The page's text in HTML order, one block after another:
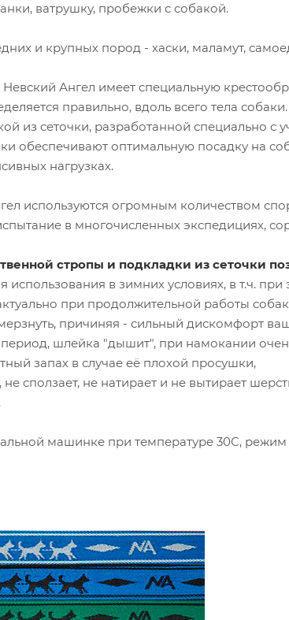
ватрушку, пробежки с собакой.
и крупных пород - хаски, маламут,
Ангел имеет специальную
правильно, вдоль всего тела
из сеточки, разработанной специально с
обеспечивают оптимальную посадку на
нагрузках.
используются огромным количеством
в многочисленных экспедициях,
стропы и подкладки из сеточки
в зимних условиях, в т.ч. при
при продолжительной работы
причиняя - сильный дискомфорт
шлейка "дышит", при намокании
запах в случае её плохой просушки,
сползает, не натирает и не вытирает
машинке при температуре 30С,